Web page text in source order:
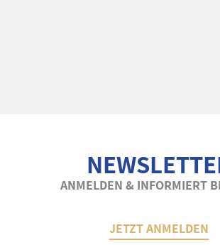
ANMELDEN & INFORMIERT
JETZT ANMELDEN